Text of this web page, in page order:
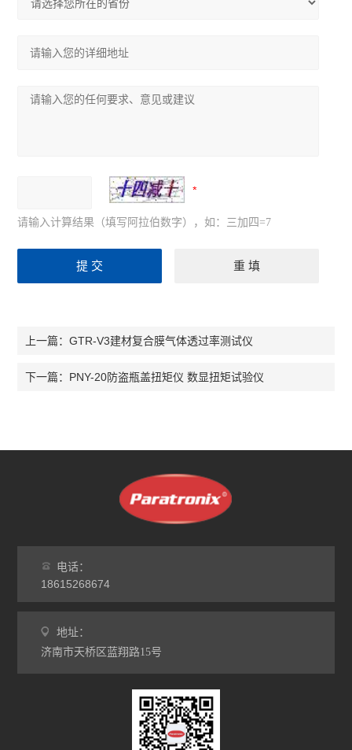
请输入计算结果（填写阿拉伯数字），如：三加四=7
上一篇：GTR-V3建材复合膜气体透过率测试仪
下一篇： PNY-20防盗瓶盖扭矩仪 数显扭矩试验仪
电话：
18615268674
地址：
济南市天桥区蓝翔路15号